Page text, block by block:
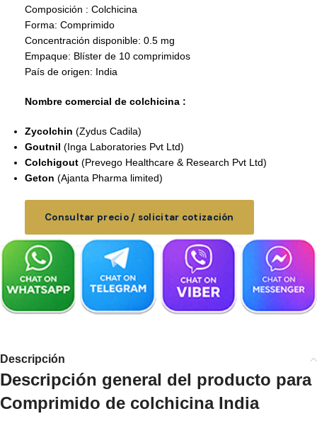
Composición : Colchicina
Forma: Comprimido
Concentración disponible: 0.5 mg
Empaque: Blíster de 10 comprimidos
País de origen: India
Nombre comercial de colchicina :
Zycolchin (Zydus Cadila)
Goutnil (Inga Laboratories Pvt Ltd)
Colchigout (Prevego Healthcare & Research Pvt Ltd)
Geton (Ajanta Pharma limited)
Consultar precio / solicitar cotización
Descripción
Descripción general del producto para
Comprimido de colchicina India